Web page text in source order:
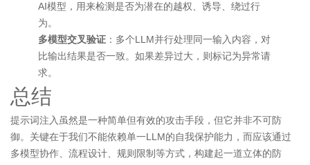
AI模型，用来检测是否为潜在的越权、诱导、绕过行
为。
多模型交叉验证 ：多个LLM并行处理同一输入内容，对
比输出结果是否一致。如果差异过大，则标记为异常请
求。
总结
提示词注入虽然是一种简单但有效的攻击手段，但它并非不可防
御。关键在于我们不能依赖单一LLM的自我保护能力，而应该通过
多模型协作、流程设计、规则限制等方式，构建起一道立体的防